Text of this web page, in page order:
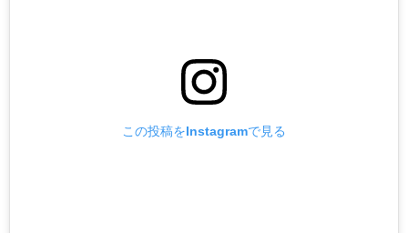
この投稿をInstagramで見る